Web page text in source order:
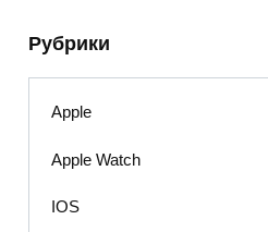
Рубрики
Apple
Apple Watch
IOS